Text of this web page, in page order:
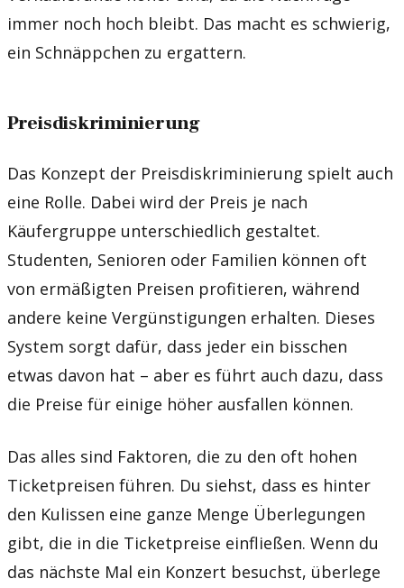
immer noch hoch bleibt. Das macht es schwierig,
ein Schnäppchen zu ergattern.
Preisdiskriminierung
Das Konzept der Preisdiskriminierung spielt auch
eine Rolle. Dabei wird der Preis je nach
Käufergruppe unterschiedlich gestaltet.
Studenten, Senioren oder Familien können oft
von ermäßigten Preisen profitieren, während
andere keine Vergünstigungen erhalten. Dieses
System sorgt dafür, dass jeder ein bisschen
etwas davon hat – aber es führt auch dazu, dass
die Preise für einige höher ausfallen können.
Das alles sind Faktoren, die zu den oft hohen
Ticketpreisen führen. Du siehst, dass es hinter
den Kulissen eine ganze Menge Überlegungen
gibt, die in die Ticketpreise einfließen. Wenn du
das nächste Mal ein Konzert besuchst, überlege